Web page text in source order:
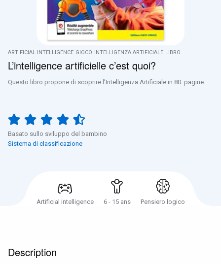
ARTIFICIAL INTELLIGENCE GIOCO INTELLIGENZA ARTIFICIALE LIBRO
L’intelligence artificielle c’est quoi?
Questo libro propone di scoprire l’Intelligenza Artificiale in 80 pagine.
Basato sullo sviluppo del bambino
Sistema di classificazione
Artificial intelligence 6 - 15 ans Pensiero logico
Description